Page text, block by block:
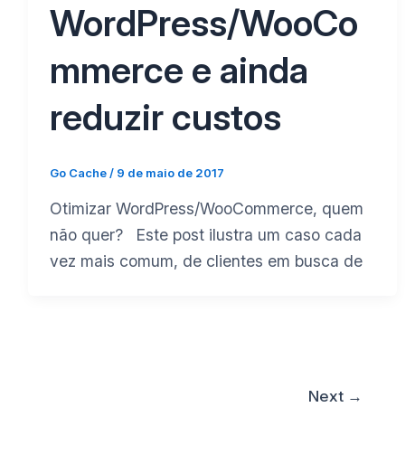
WordPress/WooCo
mmerce e ainda
reduzir custos
Go Cache/ 9 de maio de 2017
Otimizar WordPress/WooCommerce, quem
não quer? Este post ilustra um caso cada
vez mais comum, de clientes em busca de
Next →